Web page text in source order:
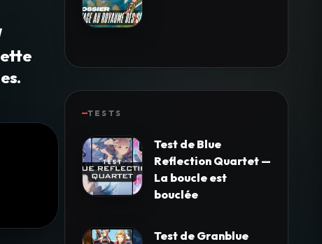
TESTS
Test de Blue
Reflection Quartet —
La boucle est
bouclée
Test de Granblue